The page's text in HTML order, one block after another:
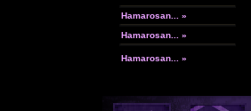
Hamarosan... »
Hamarosan... »
Hamarosan... »